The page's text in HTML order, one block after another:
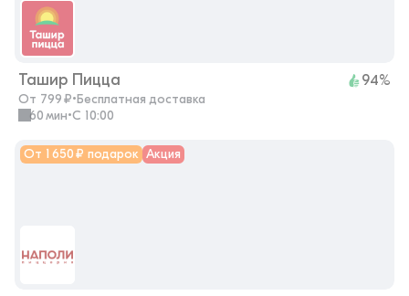
Ташир Пицца 94%
От 799 ₽•Бесплатная доставка
60 мин• с 10:00
От 1 650 ₽ подарок Акция